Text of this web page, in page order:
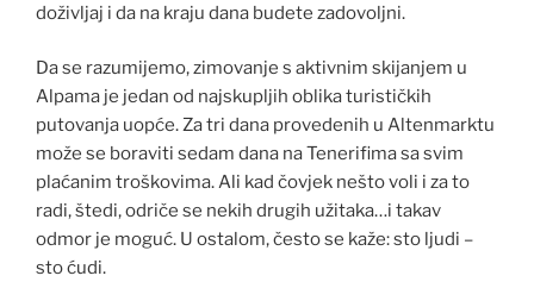
doživljaj i da na kraju dana budete zadovoljni.
Da se razumijemo, zimovanje s aktivnim skijanjem u
Alpama je jedan od najskupljih oblika turističkih
putovanja uopće. Za tri dana provedenih u Altenmarktu
može se boraviti sedam dana na Tenerifima sa svim
plaćanim troškovima. Ali kad čovjek nešto voli i za to
radi, štedi, odriče se nekih drugih užitaka…i takav
odmor je moguć. U ostalom, često se kaže: sto ljudi –
sto ćudi.